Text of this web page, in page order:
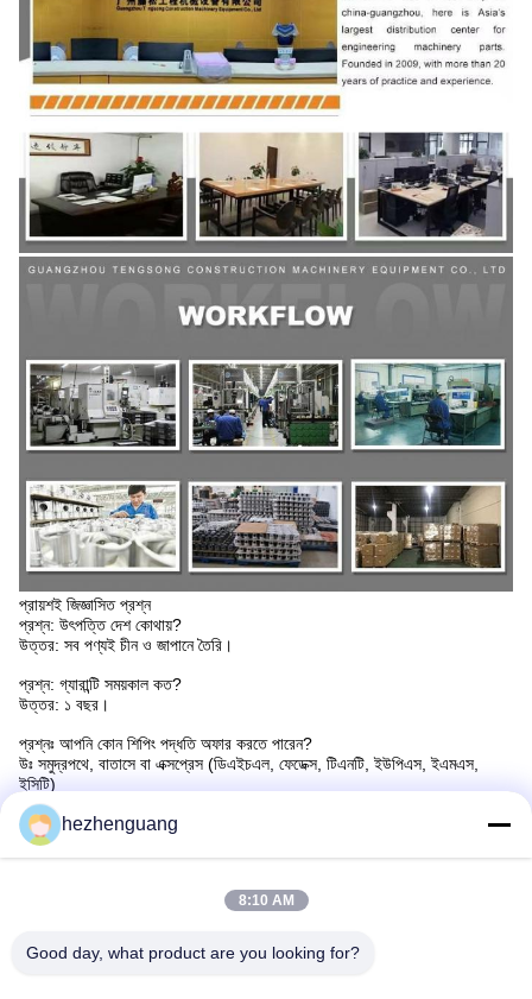
প্রায়শই জিজ্ঞাসিত প্রশ্ন
প্রশ্ন: উৎপত্তি দেশ কোথায়?
উত্তর: সব পণ্যই চীন ও জাপানে তৈরি।
প্রশ্ন: গ্যারান্টি সময়কাল কত?
উত্তর: ১ বছর।
প্রশ্নঃ আপনি কোন শিপিং পদ্ধতি অফার করতে পারেন?
উঃ সমুদ্রপথে, বাতাসে বা এক্সপ্রেস (ডিএইচএল, ফেডেক্স, টিএনটি, ইউপিএস, ইএমএস,
ইসিটি)
প্রশ্ন: কুরিয়ার আমার ঠিকানায় পৌঁছাতে কতক্ষণ সময় নেয়?
উত্তরঃ আপনার দেশের উপর নির্ভর করে স্বাভাবিক সময়কাল ৫-৭ দিন।
উঃ আমরা আপনাকে একটি ট্র্যাকিং নম্বর পাঠাবো।
প্রশ্ন: আপনি কোন পেমেন্ট পদ্ধতি গ্রহণ করেন?
৩০% আমানত, ব্যালেন্স পাওয়ার পর পণ্য পাঠানো হবে।
hezhenguang
8:10 AM
Good day, what product are you looking for?